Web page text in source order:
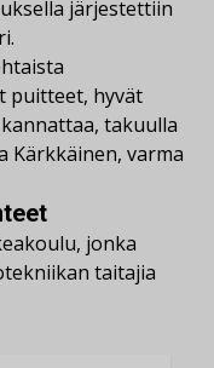
järjestettiin
puitteet, hyvät
, takuulla
Kärkkäinen, varma
jonka
taitajia